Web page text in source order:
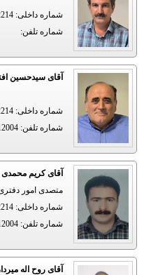
شماره داخلی:
2214
شماره تلفن:
آقای سیدحسین
شماره داخلی:
2214
شماره تلفن:
آقای کریم محمدی
متصدی امور دفتری
شماره داخلی:
2214
شماره تلفن:
آقای روح اله میردار